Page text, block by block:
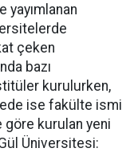
yayımlanan
çeken
bazı
kurulurken,
ise fakülte ismi
göre kurulan yeni
Üniversitesi: